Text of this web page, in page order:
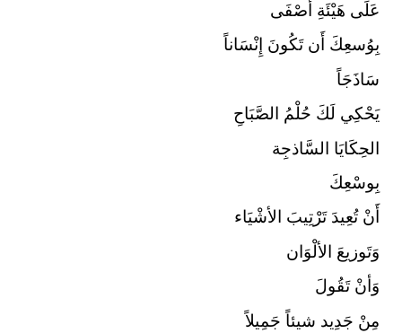
عَلَى هَيْئَةِ أَصْفَى
بِوُسعِكَ أَن تَكُونَ إِنْسَاناً
سَاذَجَاً
يَحْكِي لَكَ حُلْمُ الصَّبَاحِ
الحِكَايَا السَّاذجِة
بِوسْعِكَ
أَنْ تُعِيدَ تَرْتِيبَ الأشْيَاء
وَتَوزيعَ الألْوَان
وَأنْ تَقُولَ
مِنْ جَدِيد شيئاً جَمِيلاً